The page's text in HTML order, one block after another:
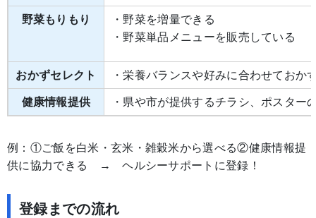
野菜もりもり
・野菜を増量できる
・野菜単品メニューを販売している
おかずセレクト ・栄養バランスや好みに合わせておか
健康情報提供 ・県や市が提供するチラシ、ポスター
例：①ご飯を白米・玄米・雑穀米から選べる②健康情報提
供に協力できる → ヘルシーサポートに登録！
登録までの流れ